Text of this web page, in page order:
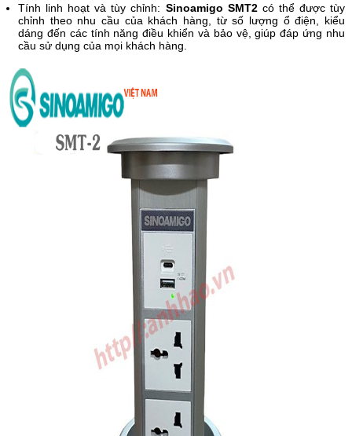
Tính linh hoạt và tùy chỉnh: Sinoamigo SMT2có thể được tùy
chỉnh theo nhu cầu của khách hàng, từ số lượng ổ điện, kiểu
dáng đến các tính năng điều khiển và bảo vệ, giúp đáp ứng nhu
cầu sử dụng của mọi khách hàng.